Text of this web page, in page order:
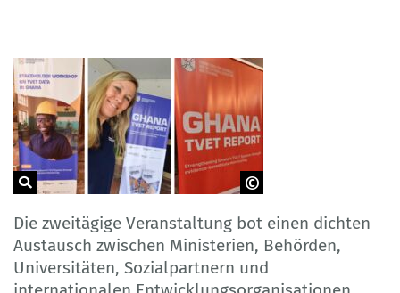
Die zweitägige Veranstaltung bot einen dichten
Austausch zwischen Ministerien, Behörden,
Universitäten, Sozialpartnern und